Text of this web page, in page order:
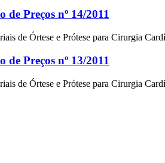
de Preços nº 14/2011
de Órtese e Prótese para Cirurgia
de Preços nº 13/2011
de Órtese e Prótese para Cirurgia